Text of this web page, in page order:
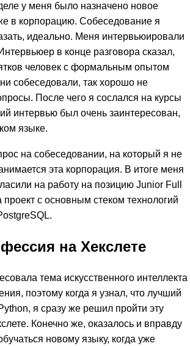
у меня было назначено новое
в корпорацию. Собеседование я
идеально. Меня интервьюировали
в конце разговора сказал,
человек с формальным опытом
собеседовали, так хорошо не
После чего я сослался на курсы
интервью был очень заинтересован,
языке.
на собеседовании, на который я не
эта корпорация. В итоге меня
на работу на позицию Junior Full
с основным стеком технологий
на Хекслете
тема искусственного интеллекта
поэтому когда я узнал, что лучший
я сразу же решил пройти эту
Конечно же, оказалось и вправду
новому языку, когда уже